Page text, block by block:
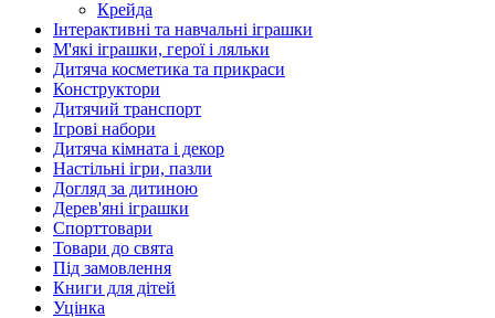
Крейда
Інтерактивні та навчальні іграшки
М'які іграшки, герої і ляльки
Дитяча косметика та прикраси
Конструктори
Дитячий транспорт
Ігрові набори
Дитяча кімната і декор
Настільні ігри, пазли
Догляд за дитиною
Дерев'яні іграшки
Спорттовари
Товари до свята
Під замовлення
Книги для дітей
Уцінка